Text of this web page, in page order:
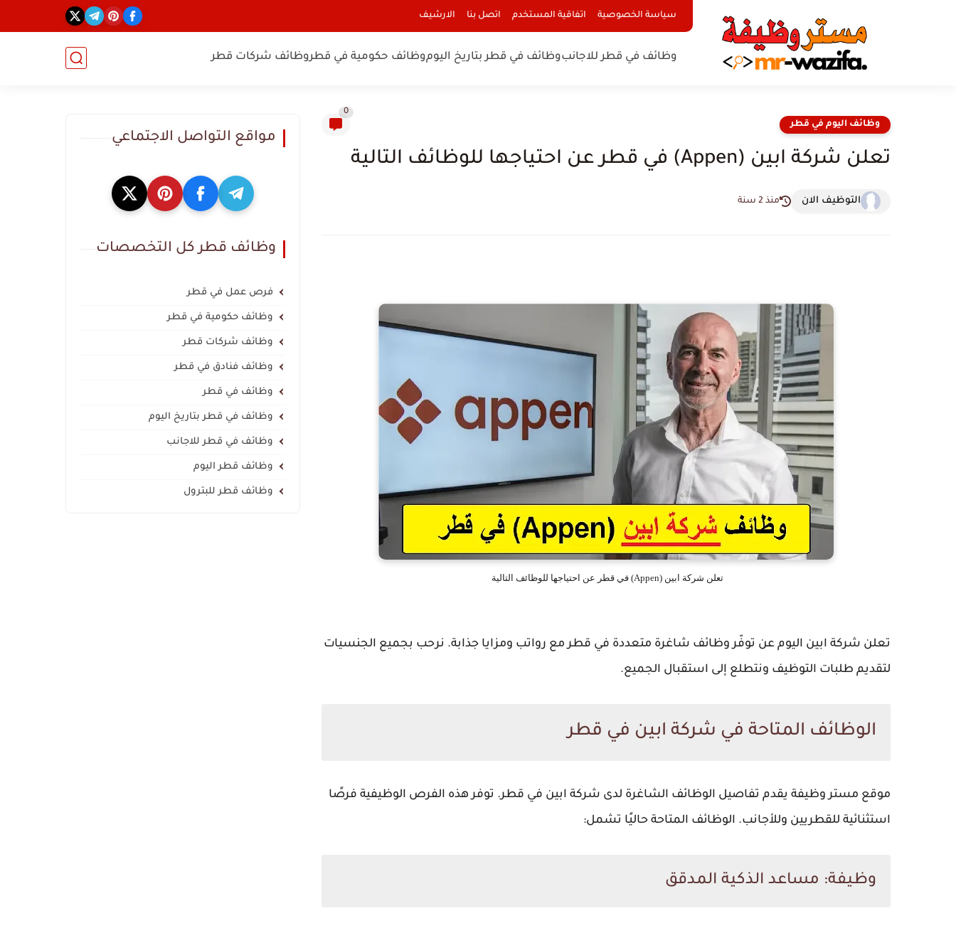
سياسة الخصوصية اتفاقية المستخدم اتصل بنا الارشيف
وظائف في قطر للاجانبوظائف في قطر بتاريخ اليوموظائف حكومية في قطروظائف شركات قطر
وظائف اليوم في قطر
0
تعلن شركة ابين (Appen) في قطر عن احتياجها للوظائف التالية
التوظيف الان منذ 2 سنة
تعلن شركة ابين (Appen) في قطر عن احتياجها للوظائف التالية
تعلن شركة ابين اليوم عن توفّر وظائف شاغرة متعددة في قطر مع رواتب ومزايا جذابة. نرحب بجميع الجنسيات
لتقديم طلبات التوظيف ونتطلع إلى استقبال الجميع.
الوظائف المتاحة في شركة ابين في قطر
موقع مستر وظيفة يقدم تفاصيل الوظائف الشاغرة لدى شركة ابين في قطر. توفر هذه الفرص الوظيفية فرصًا
استثنائية للقطريين وللأجانب. الوظائف المتاحة حاليًا تشمل:
وظيفة: مساعد الذكية المدقق
مواقع التواصل الاجتماعي
وظائف قطر كل التخصصات
فرص عمل في قطر
وظائف حكومية في قطر
وظائف شركات قطر
وظائف فنادق في قطر
وظائف في قطر
وظائف في قطر بتاريخ اليوم
وظائف في قطر للاجانب
وظائف قطر اليوم
وظائف قطر للبترول